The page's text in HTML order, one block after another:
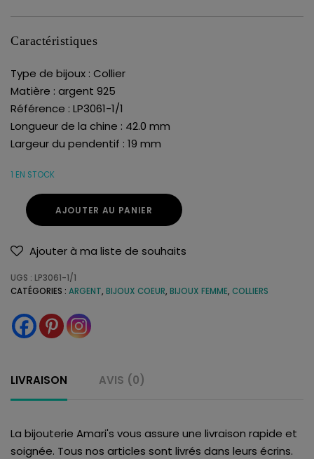
Caractéristiques
Type de bijoux : Collier
Matière : argent 925
Référence : LP3061-1/1
Longueur de la chine : 42.0 mm
Largeur du pendentif : 19 mm
1 EN STOCK
AJOUTER AU PANIER
Ajouter à ma liste de souhaits
UGS : LP3061-1/1
CATÉGORIES : ARGENT, BIJOUX COEUR, BIJOUX FEMME, COLLIERS
LIVRAISON AVIS (0)
La bijouterie Amari's vous assure une livraison rapide et
soignée. Tous nos articles sont livrés dans leurs écrins.